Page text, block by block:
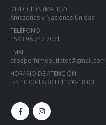
DIRECCIÓN (MATRIZ):
Amazonas y Naciones Unidas
TELÉFONO:
+593 98 747 2071
EMAIL:
erosperfumeoutletec@gmail.com
HORARIO DE ATENCIÓN:
L-S 10:00-19:30 D 11:00-18:00